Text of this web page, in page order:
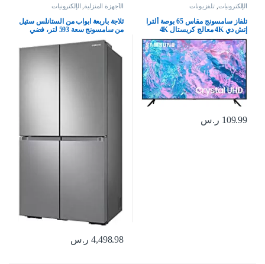
الإلكترونيات ,تلفزيونات
تلفاز سامسونج مقاس 65 بوصة ألترا
إتش دي 4K معالج كريستال 4K
بيوركلر – (موديل 2023)
UA65CU7000UXSA، أسود
109.99 ر.س
الأجهزة المنزلية, الإلكترونيات
ثلاجة باربعة ابواب من الستانلس ستيل
من سامسونج سعة 593 لتر، فضي
4,498.98 ر.س